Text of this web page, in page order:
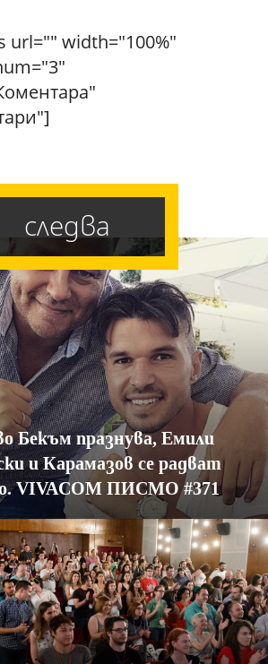
url="" width="100%"
следва
Бекъм празнува, Емили
и Карамазов се радват
VIVACOM ПИСМО #371